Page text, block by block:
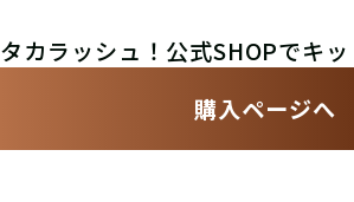
タカラッシュ！公式SHOPでキ
購入ページへ